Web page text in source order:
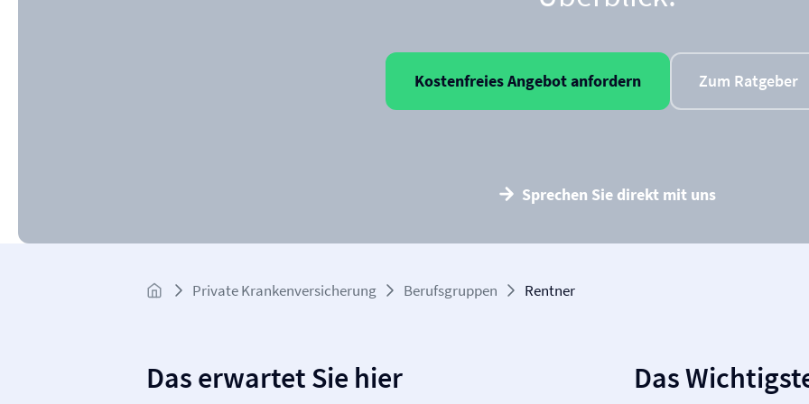
Kostenfreies Angebot anfordern Zum Ratgeber
Sprechen Sie direkt mit uns
Private Kranken­­versicherung Berufsgruppen Rentner
Das erwartet Sie hier Das